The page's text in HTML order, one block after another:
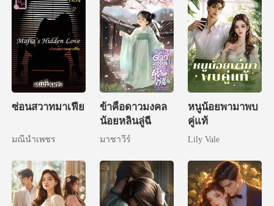
ซ่อนสวาทมาเฟีย
มณีน้ำเพชร
ข้าคือดาวมงคล
น้อยหลินลู่ฉี
มาชาวีร์
หนูน้อยพามาพบ
คู่แท้
Lily Vale